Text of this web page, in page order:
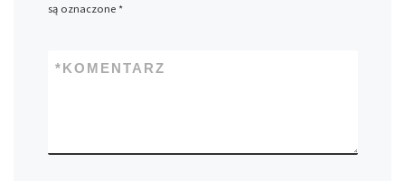
są oznaczone *
KOMENTARZ
*